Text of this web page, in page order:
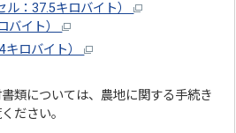
ル：37.5キロバイト）
バイト）
キロバイト）
類については、農地に関する手続き
ださい。